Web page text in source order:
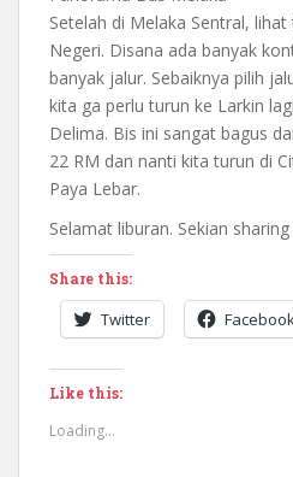
Setelah di Melaka Sentral,
Negeri. Disana ada banyak
banyak jalur. Sebaiknya pilih
kita ga perlu turun ke Larkin
Delima. Bis ini sangat bagus
22 RM dan nanti kita turun di
Paya Lebar.
Selamat liburan. Sekian
Share this:
Twitter
Like this:
Loading...